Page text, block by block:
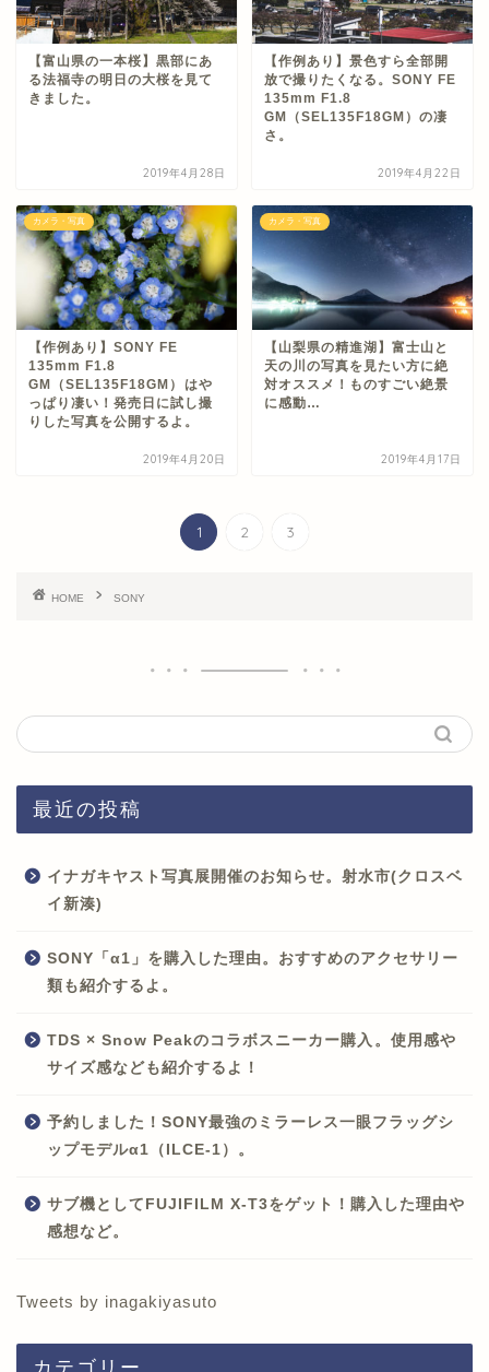
【富山県の一本桜】黒部にあ
る法福寺の明日の大桜を見て
きました。
2019年4月28日
【作例あり】景色すら全部開
放で撮りたくなる。SONY FE
135mm F1.8
GM（SEL135F18GM）の凄
さ。
2019年4月22日
カメラ・写真
【作例あり】SONY FE
135mm F1.8
GM（SEL135F18GM）はや
っぱり凄い！発売日に試し撮
りした写真を公開するよ。
2019年4月20日
カメラ・写真
【山梨県の精進湖】富士山と
天の川の写真を見たい方に絶
対オススメ！ものすごい絶景
に感動…
2019年4月17日
1 2 3
HOME SONY
最近の投稿
イナガキヤスト写真展開催のお知らせ。射水市(クロスベ
イ新湊)
SONY「α1」を購入した理由。おすすめのアクセサリー
類も紹介するよ。
TDS × Snow Peakのコラボスニーカー購入。使用感や
サイズ感なども紹介するよ！
予約しました！SONY最強のミラーレス一眼フラッグシ
ップモデルα1（ILCE-1）。
サブ機としてFUJIFILM X-T3をゲット！購入した理由や
感想など。
Tweets by inagakiyasuto
カテゴリー